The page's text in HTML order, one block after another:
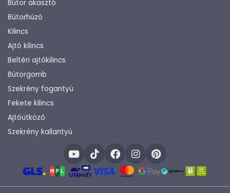
Bútor akasztó
Bútorhúzó
Kilincs
Ajtó kilincs
Beltéri ajtókilincs
Bútorgomb
Szekrény fogantyú
Fekete kilincs
Ajtóütköző
Szekrény kallantyú